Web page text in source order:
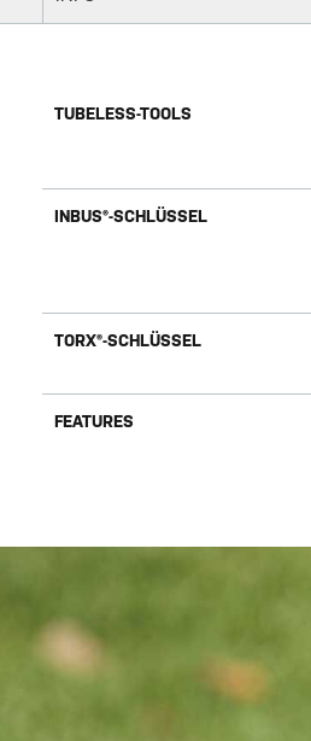
TUBELESS-TOOLS
INBUS®-SCHLÜSSEL
TORX®-SCHLÜSSEL
FEATURES